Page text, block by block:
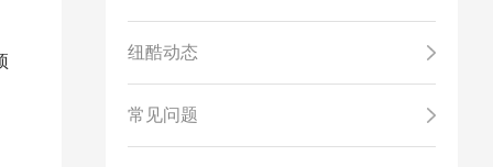
纽酷动态
常见问题